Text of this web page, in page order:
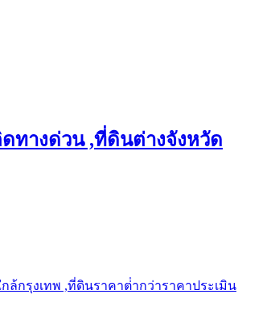
ทางด่วน ,ที่ดินต่างจังหวัด
กรุงเทพ ,ที่ดินราคาต่ํากว่าราคาประเมิน